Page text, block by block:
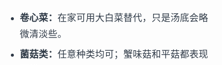
卷心菜：在家可用大白菜替代，只是汤底会略
微清淡些。
菌菇类：任意种类均可；蟹味菇和平菇都表现